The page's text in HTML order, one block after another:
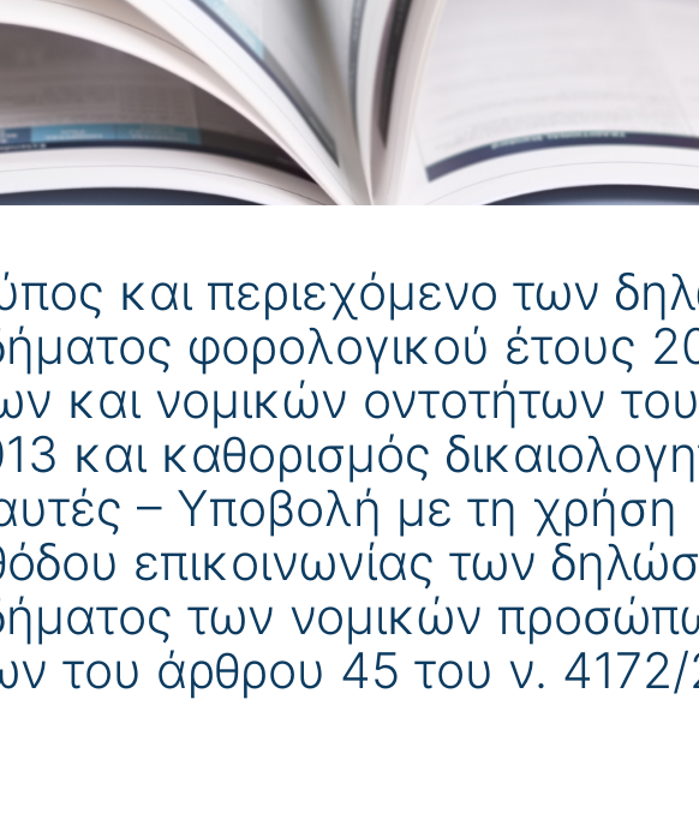
και περιεχόμενο των
φορολογικού έτους
και νομικών οντοτήτων
και καθορισμός
– Υποβολή με τη χρήση
επικοινωνίας των
των νομικών
του άρθρου 45 του ν.